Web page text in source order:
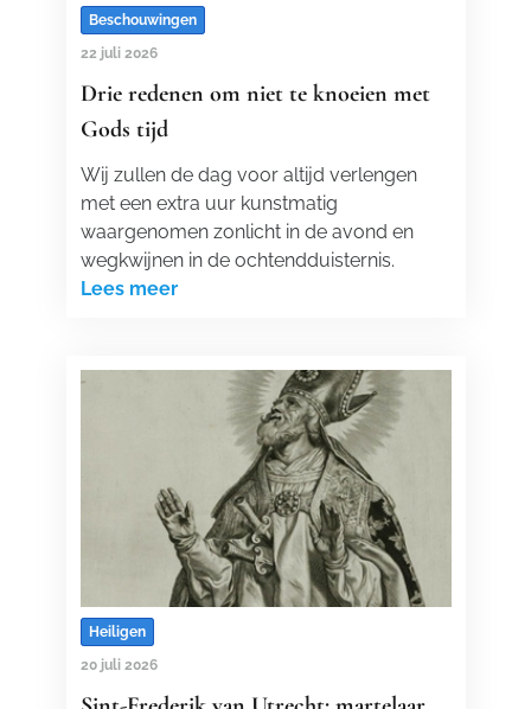
Beschouwingen
22 juli 2026
Drie redenen om niet te knoeien met
Gods tijd
Wij zullen de dag voor altijd verlengen
met een extra uur kunstmatig
waargenomen zonlicht in de avond en
wegkwijnen in de ochtendduisternis.
Lees meer
Heiligen
20 juli 2026